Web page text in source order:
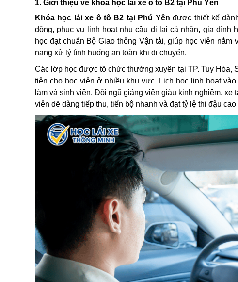
1. Giới thiệu về khóa học lái xe ô tô B2 tại Phú Yên
Khóa học lái xe ô tô B2 tại Phú Yênđược thiết kế
động, phục vụ linh hoạt nhu cầu đi lại cá nhân, gia đình
học đạt chuẩn Bộ Giao thông Vận tải, giúp học viên
năng xử lý tình huống an toàn khi di chuyển.
Các lớp học được tổ chức thường xuyên tại TP. Tuy Hòa,
tiện cho học viên ở nhiều khu vực. Lịch học linh hoạt
làm và sinh viên. Đội ngũ giảng viên giàu kinh nghiệm,
viên dễ dàng tiếp thu, tiến bộ nhanh và đạt tỷ lệ thi đậu